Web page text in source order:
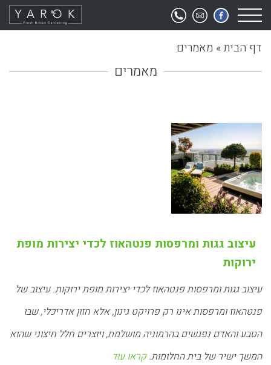
דף הבית» מאמרים
מאמרים
עיצוב גגות ומרפסות פנטהאוז לכדי יצירות מופת
ירוקות
עיצוב גגות ומרפסות פנטהאוז לכדי יצירות מופת ירוקות.עיצוב של
פנטהאוז ומרפסות אינו רק פרויקט גינון, אלא חזון אדריכלי, שבו
הטבע והאדם נפגשים בהרמוניה מושלמת, ויוצרים חלל חיצוני שהוא
המשך ישיר של בית החלומות.קראו עוד